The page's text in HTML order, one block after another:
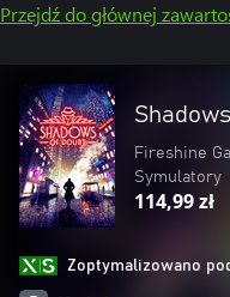
Przejdź do głównej
Fireshine
Symulatory
114,99 zł
Zoptymalizowano